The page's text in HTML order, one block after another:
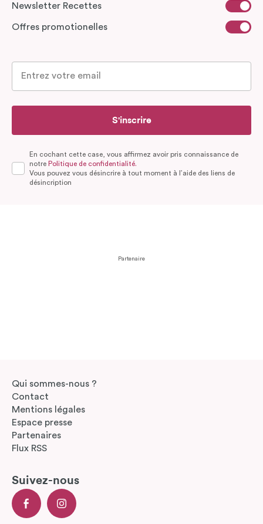
Newsletter Recettes
Offres promotionelles
S'inscrire
En cochant cette case, vous affirmez avoir pris connaissance de
notre Politique de confidentialité.
Vous pouvez vous désincrire à tout moment à l’aide des liens de
désincription
Partenaire
Qui sommes-nous ?
Contact
Mentions légales
Espace presse
Partenaires
Flux RSS
Suivez-nous